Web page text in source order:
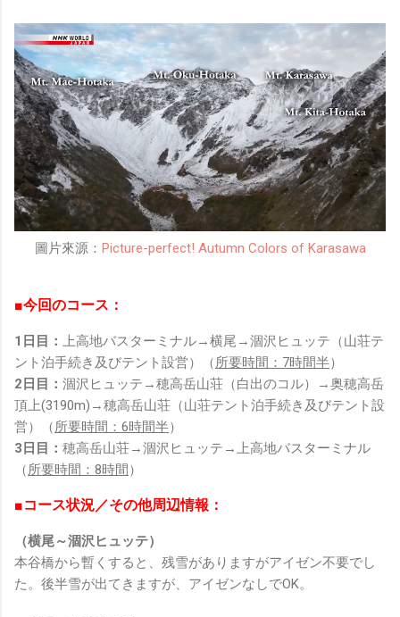
圖片來源： Picture-perfect! Autumn Colors of Karasawa
■今回のコース：
1日目：
上高地バスターミナル→横尾→涸沢ヒュッテ（山荘テ
ント泊手続き及びテント設営）（ 所要時間：7時間半）
2日目： 涸沢ヒュッテ→穂高岳山荘（白出のコル）→奥穂高岳
頂上(3190m)→穂高岳山荘（山荘テント泊手続き及びテント設
営）（ 所要時間：6時間半）
3日目： 穂高岳山荘→涸沢ヒュッテ→上高地バスターミナル
（ 所要時間：8時間）
■コース状況／その他周辺情報：
（横尾～涸沢ヒュッテ）
本谷橋から暫くすると、残雪がありますがアイゼン不要でし
た。後半雪が出てきますが、アイゼンなしでOK。